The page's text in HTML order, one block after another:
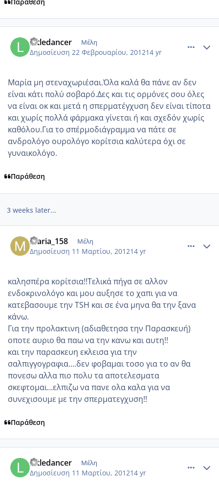
littledancer Μέλη
Δημοσίευση 22 Φεβρουαρίου, 201214 yr
Μαρία μη στεναχωριέσαι.Όλα καλά θα πάνε αν δεν
είναι κάτι πολύ σοβαρό.Δες και τις ορμόνες σου όλες
να είναι οκ και μετά η σπερματέγχυση δεν είναι τίποτα
και χωρίς πολλά φάρμακα γίνεται ή και σχεδόν χωρίς
καθόλου.Για το σπέρμοδιάγραμμα να πάτε σε
ανδρολόγο ουρολόγο κορίτσια καλύτερα όχι σε
γυναικολόγο.
Παράθεση
3 weeks later...
maria_158 Μέλη
Δημοσίευση 11 Μαρτίου, 201214 yr
καλησπέρα κορίτσια!!Τελικά πήγα σε αλλον
ενδοκρινολόγο και μου αυξησε το χαπι για να
κατεβασουμε την TSH και σε ένα μηνα θα την ξανα
κάνω.
Για την προλακτινη (αδιαθετησα την Παρασκευή)
οποτε αυριο θα παω να την κανω και αυτη!!
και την παρασκευη εκλεισα για την
σαλπιγγογραφια....δεν φοβαμαι τοσο για το αν θα
πονεσω αλλα πιο πολυ τα αποτελεσματα
σκεφτομαι...ελπιζω να πανε ολα καλα για να
συνεχισουμε με την σπερματεγχυση!!
Παράθεση
littledancer Μέλη
Δημοσίευση 11 Μαρτίου, 201214 yr